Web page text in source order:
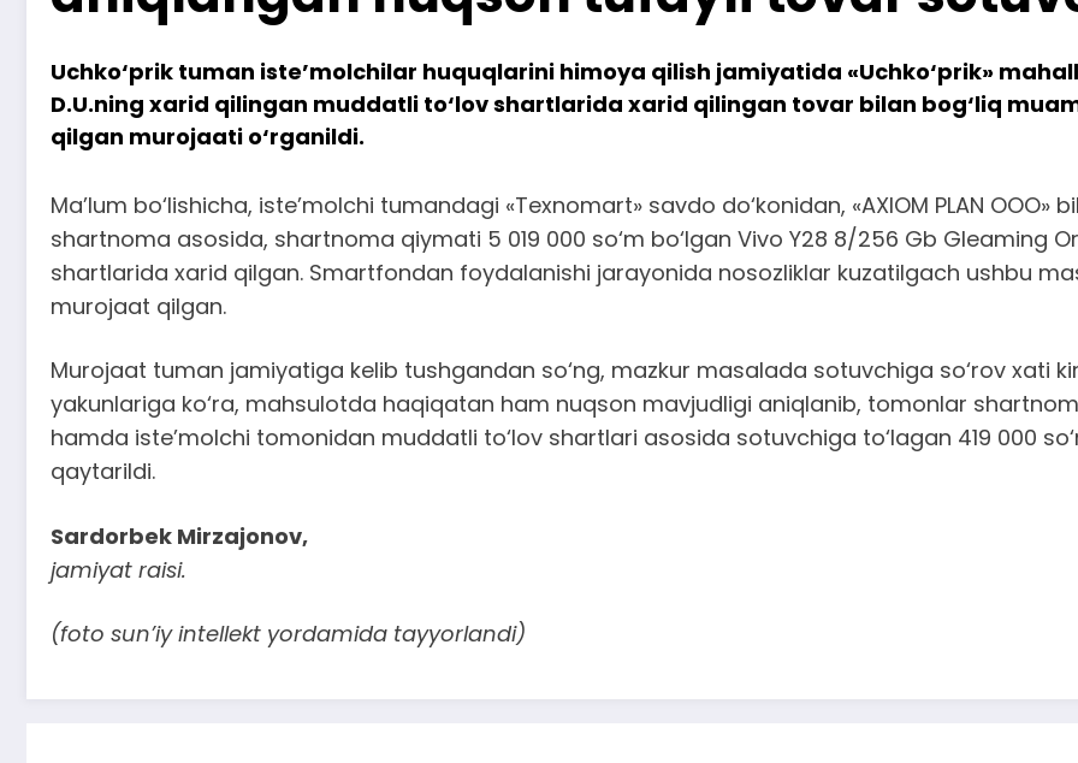
Uchko‘prik tuman iste’molchilar huquqlarini himoya qilish jamiyatida «Uchko‘prik»
D.U.ning xarid qilingan muddatli to‘lov shartlarida xarid qilingan tovar bilan bog‘liq
qilgan murojaati o‘rganildi.
Ma’lum bo‘lishicha, iste’molchi tumandagi «Texnomart» savdo do‘konidan, «AXIOM PLAN
shartnoma asosida, shartnoma qiymati 5 019 000 so‘m bo‘lgan Vivo Y28 8/256 Gb Gleaming
shartlarida xarid qilgan. Smartfondan foydalanishi jarayonida nosozliklar kuzatilgach ushbu
murojaat qilgan.
Murojaat tuman jamiyatiga kelib tushgandan so‘ng, mazkur masalada sotuvchiga so‘rov xati
yakunlariga ko‘ra, mahsulotda haqiqatan ham nuqson mavjudligi aniqlanib, tomonlar
hamda iste’molchi tomonidan muddatli to‘lov shartlari asosida sotuvchiga to‘lagan 419 000
qaytarildi.
Sardorbek Mirzajonov,
jamiyat raisi.
(foto sun’iy intellekt yordamida tayyorlandi)